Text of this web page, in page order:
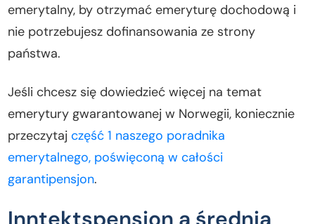
emerytalny, by otrzymać emeryturę dochodową i
nie potrzebujesz dofinansowania ze strony
państwa.
Jeśli chcesz się dowiedzieć więcej na temat
emerytury gwarantowanej w Norwegii, koniecznie
przeczytajczęść 1 naszego poradnika
emerytalnego, poświęconą w całości
garantipensjon.